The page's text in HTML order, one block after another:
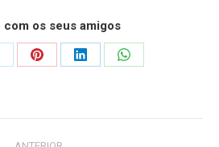
com os seus amigos
Share
Share
Share